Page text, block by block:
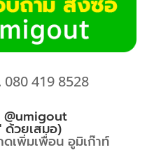
419 8528
@umigout
ด้วยเสมอ)
ดเพิ่มเพื่อน อูมิเก๊าท์